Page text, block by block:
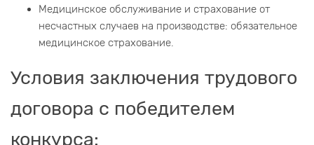
Медицинское обслуживание и страхование от
несчастных случаев на производстве: обязательное
медицинское страхование.
Условия заключения трудового
договора с победителем
конкурса: